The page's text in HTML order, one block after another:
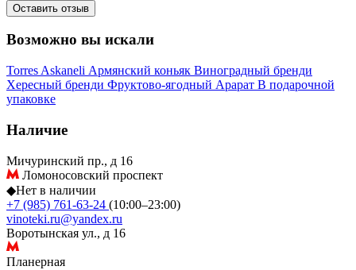
Оставить отзыв
Возможно вы искали
Torres Askaneli Армянский коньяк Виноградный бренди
Хересный бренди Фруктово-ягодный Арарат В подарочной
упаковке
Наличие
Мичуринский пр., д 16
Ломоносовский проспект
◆Нет в наличии
+7 (985) 761-63-24 (10:00–23:00)
vinoteki.ru@yandex.ru
Воротынская ул., д 16
Планерная